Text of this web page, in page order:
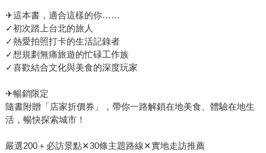
✈這本書，適合這樣的你……
✓初次踏上台北的旅人
✓熱愛拍照打卡的生活記錄者
✓想規劃無痛旅遊的忙碌工作族
✓喜歡結合文化與美食的深度玩家
✈暢銷限定
隨書附贈「店家折價券」，帶你一路解鎖在地美食、體驗在地生
活，暢快探索城市！
嚴選200＋必訪景點✕30條主題路線✕實地走訪推薦